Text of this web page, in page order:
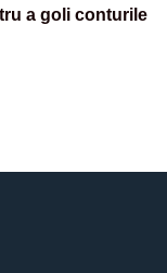
a goli conturile